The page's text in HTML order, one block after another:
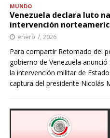
MUNDO
Venezuela declara luto
intervención
enero 7, 2026
Para compartir Retomado del
gobierno de Venezuela
la intervención militar de
captura del presidente Nicolás